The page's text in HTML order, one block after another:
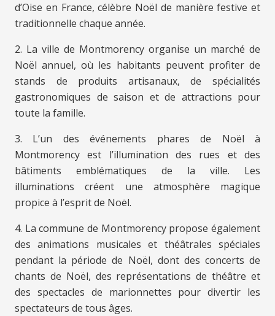
d’Oise en France, célèbre Noël de manière festive et
traditionnelle chaque année.
2. La ville de Montmorency organise un marché de
Noël annuel, où les habitants peuvent profiter de
stands de produits artisanaux, de spécialités
gastronomiques de saison et de attractions pour
toute la famille.
3. L’un des événements phares de Noël à
Montmorency est l’illumination des rues et des
bâtiments emblématiques de la ville. Les
illuminations créent une atmosphère magique
propice à l’esprit de Noël.
4. La commune de Montmorency propose également
des animations musicales et théâtrales spéciales
pendant la période de Noël, dont des concerts de
chants de Noël, des représentations de théâtre et
des spectacles de marionnettes pour divertir les
spectateurs de tous âges.